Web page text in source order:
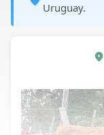
Uruguay.